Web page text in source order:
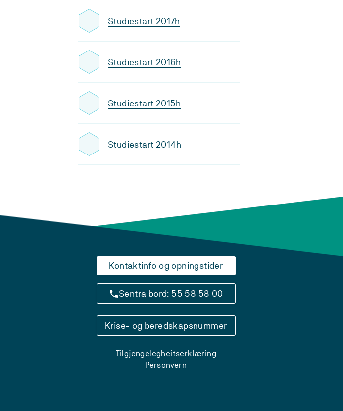
Studiestart 2017h
Studiestart 2016h
Studiestart 2015h
Studiestart 2014h
Kontaktinfo og opningstider
Sentralbord: 55 58 58 00
Krise- og beredskapsnummer
Tilgjengelegheitserklæring
Personvern